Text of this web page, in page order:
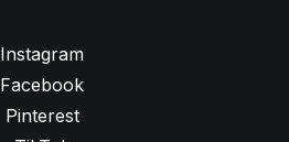
Instagram
Facebook
Pinterest